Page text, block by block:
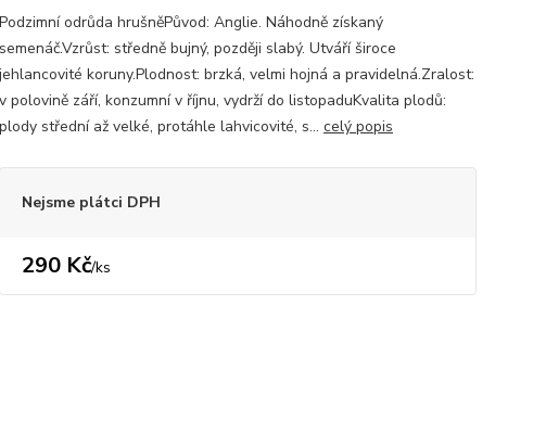
Podzimní odrůda hrušněPůvod: Anglie. Náhodně získaný
semenáč.Vzrůst: středně bujný, později slabý. Utváří široce
jehlancovité koruny.Plodnost: brzká, velmi hojná a pravidelná.Zralost:
v polovině září, konzumní v říjnu, vydrží do listopaduKvalita plodů:
plody střední až velké, protáhle lahvicovité, s... celý popis
Nejsme plátci DPH
290 Kč/ks